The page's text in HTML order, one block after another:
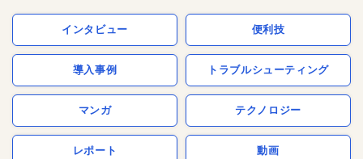
インタビュー 便利技
導入事例 トラブルシューティング
マンガ テクノロジー
レポート 動画